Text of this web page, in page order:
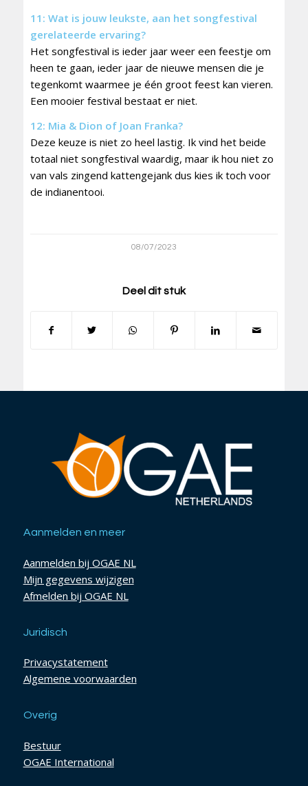
11: Wat is jouw leukste, aan het songfestival
gerelateerde ervaring?
Het songfestival is ieder jaar weer een feestje om
heen te gaan, ieder jaar de nieuwe mensen die je
tegenkomt waarmee je één groot feest kan vieren.
Een mooier festival bestaat er niet.
12: Mia & Dion of Joan Franka?
Deze keuze is niet zo heel lastig. Ik vind het beide
totaal niet songfestival waardig, maar ik hou niet zo
van vals zingend kattengejank dus kies ik toch voor
de indianentooi.
08/07/2023
Deel dit stuk
Aanmelden en meer
Aanmelden bij OGAE NL
Mijn gegevens wijzigen
Afmelden bij OGAE NL
Juridisch
Privacystatement
Algemene voorwaarden
Overig
Bestuur
OGAE International